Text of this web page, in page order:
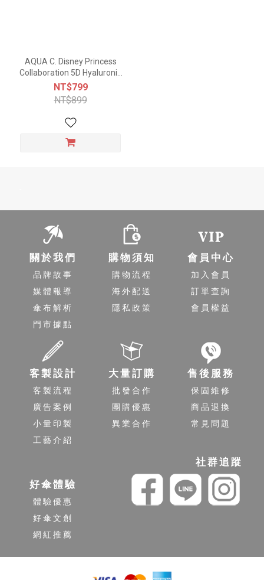
AQUA C. Disney Princess
Collaboration 5D Hyaluronic
Acid Soothing Mousse
150ml
NT$799
NT$899
關於我們
品牌故事
媒體報導
傘布解析
門市據點
購物須知
購物流程
海外配送
隱私政策
會員中心
加入會員
訂單查詢
會員權益
客製設計
客製流程
廣告案例
小量印製
工藝介紹
大量訂購
批發合作
團購優惠
異業合作
售後服務
保固維修
商品退換
常見問題
好傘體驗
體驗優惠
好傘文創
網紅推薦
社群追蹤